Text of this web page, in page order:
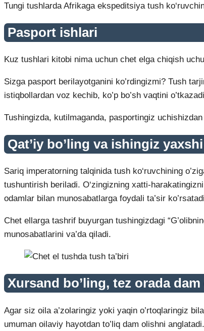
Tungi tushlarda Afrikaga ekspeditsiya tush
Pasport ishlari
Kuz tushlari kitobi nima uchun chet elga chiqish
Sizga pasport berilayotganini ko’rdingizmi? Tush
istiqbollardan voz kechib, ko’p bo’sh vaqtini
Tushingizda, kutilmaganda, pasportingiz
Qat’iy bo’ling va ishingiz
Sariq imperatorning talqinida tush ko‘ruvchining
tushuntirish beriladi. O‘zingizning xatti-
odamlar bilan munosabatlarga foydali ta’sir
Chet ellarga tashrif buyurgan tushingizdagi
munosabatlarini va’da qiladi.
Xursand bo’ling, tez orada
Agar siz oila a’zolaringiz yoki yaqin o’rtoqlaringiz
umuman oilaviy hayotdan to’liq dam olishni anglatadi.